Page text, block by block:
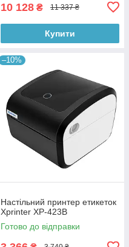
10 128 ₴ 11 337 ₴
Купити
–10%
Настільний принтер етикеток
Xprinter XP-423B
Готово до відправки